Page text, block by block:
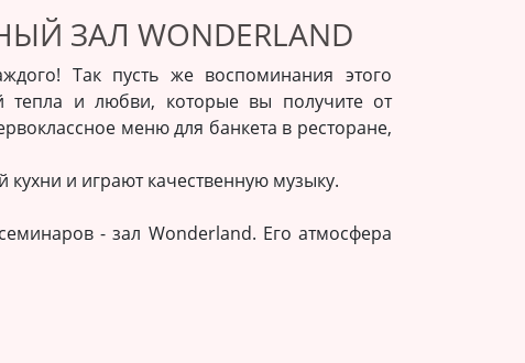
ЗАЛ WONDERLAND
Так пусть же воспоминания этого
тепла и любви, которые вы получите от
меню для банкета в ресторане,
и играют качественную музыку.
- зал Wonderland. Его атмосфера